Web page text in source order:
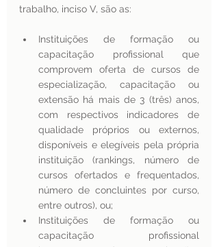
trabalho, inciso V, são as:
Instituições de formação ou
capacitação profissional que
comprovem oferta de cursos de
especialização, capacitação ou
extensão há mais de 3 (três) anos,
com respectivos indicadores de
qualidade próprios ou externos,
disponíveis e elegíveis pela própria
instituição (rankings, número de
cursos ofertados e frequentados,
número de concluintes por curso,
entre outros), ou;
Instituições de formação ou
capacitação profissional